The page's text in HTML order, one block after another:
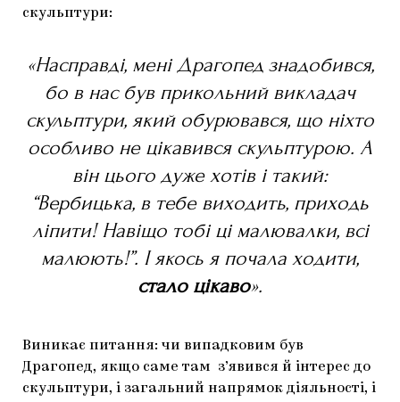
скульптури:
«Насправді, мені Драгопед знадобився,
бо в нас був прикольний викладач
скульптури, який обурювався, що ніхто
особливо не цікавився скульптурою. А
він цього дуже хотів і такий:
“Вербицька, в тебе виходить, приходь
ліпити! Навіщо тобі ці малювалки, всі
малюють!”. І якось я почала ходити,
стало цікаво».
Виникає питання: чи випадковим був
Драгопед, якщо саме там з’явився й інтерес до
скульптури, і загальний напрямок діяльності, і